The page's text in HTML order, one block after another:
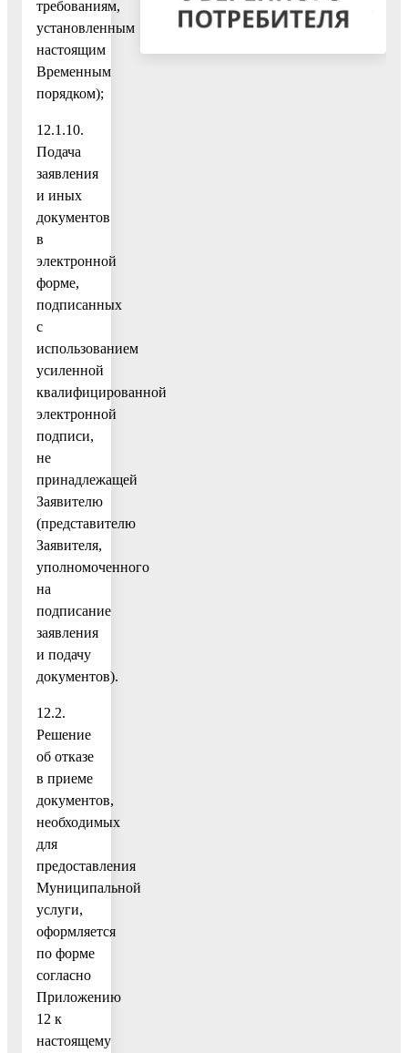
требованиям,
установленным
настоящим
Временным
порядком);
12.1.10.
Подача
заявления
и иных
документов
в
электронной
форме,
подписанных
с
использованием
усиленной
квалифицированной
электронной
подписи,
не
принадлежащей
Заявителю
(представителю
Заявителя,
уполномоченного
на
подписание
заявления
и подачу
документов).
12.2.
Решение
об отказе
в приеме
документов,
необходимых
для
предоставления
Муниципальной
услуги,
оформляется
по форме
согласно
Приложению
12 к
настоящему